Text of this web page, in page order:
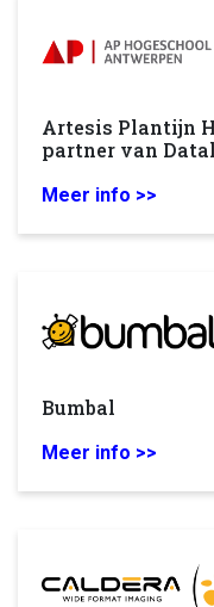
Artesis Plantijn
partner van
Meer info >>
Bumbal
Meer info >>